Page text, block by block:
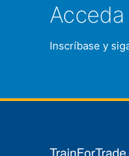
Acceda
Inscríbase y